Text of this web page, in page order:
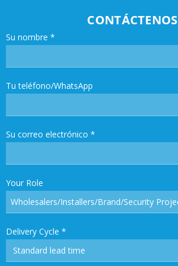
CONTÁCTENOS
Su nombre *
Tu teléfono/WhatsApp
Su correo electrónico *
Your Role
Delivery Cycle *